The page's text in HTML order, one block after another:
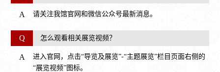
A 请关注我馆官网和微信公众号最新消息。
Q 怎么观看相关展览视频？
A
进入官网，点击“导览及展览”-“主题展览”栏目页面右侧的
“展览视频”图标。